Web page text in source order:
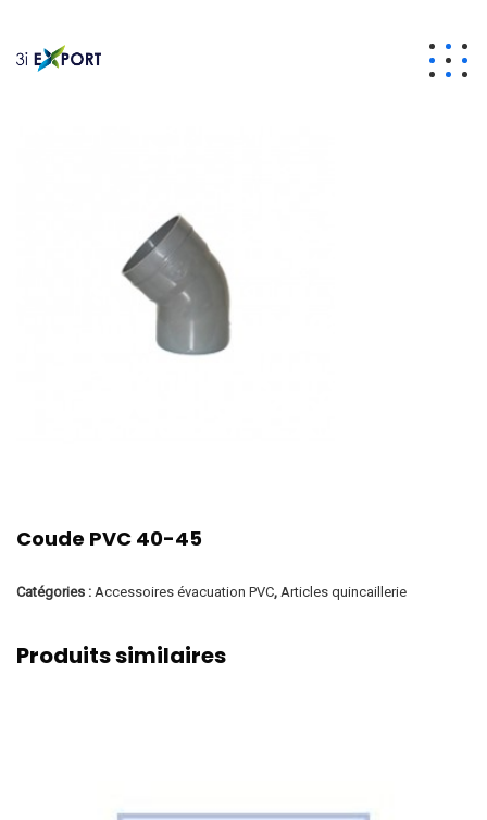
Coude PVC 40-45
Catégories : Accessoires évacuation PVC, Articles quincaillerie
Produits similaires